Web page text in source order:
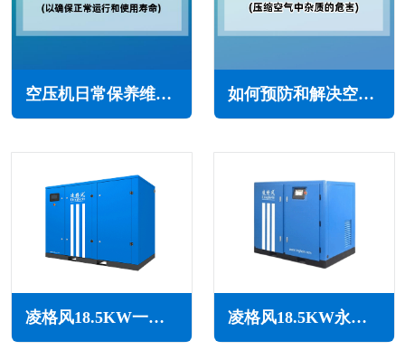
空压机日常保养维修注意事项(以确保正常运行和使用寿命) 如何预防和解决空气中的杂质(压缩空气中杂质的危害)
凌格风18.5KW一级能效永磁变频空压机LCH系列 凌格风18.5KW永磁变频无油水润滑空压机LSW PM系列